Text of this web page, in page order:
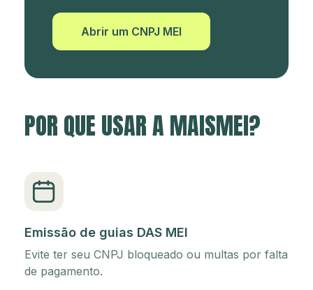
Abrir um CNPJ MEI
POR QUE USAR A MAISMEI?
Emissão de guias DAS MEI
Evite ter seu CNPJ bloqueado ou multas por falta
de pagamento.